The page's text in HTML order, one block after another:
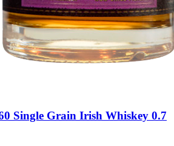
Single Grain Irish Whiskey 0.7